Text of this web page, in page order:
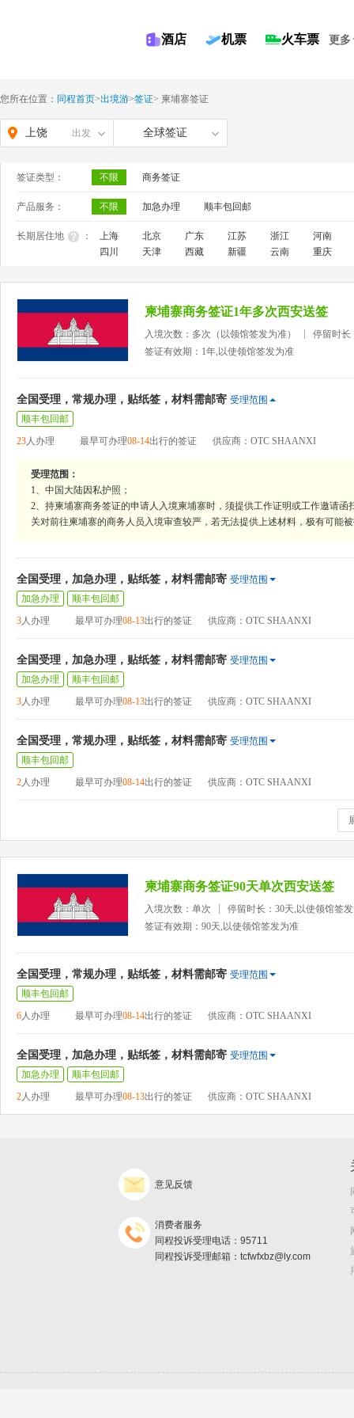
酒店 机票 火车票 更多
您所在位置： 同程首页>出境游>签证> 柬埔寨签证
上饶 出发 全球签证
签证类型： 不限 商务签证
产品服务： 不限 加急办理 顺丰包回邮
长期居住地 ： 上海 北京 广东 江苏 浙江
河南
四川
天津 西藏 新疆 云南 重庆
柬埔寨商务签证1年多次西安送签
入境次数：多次（以领馆签发为准）
停留时长
签证有效期：1年,以使领馆签发为准
全国受理，常规办理，贴纸签，材料需邮寄 受理范围
顺丰包回邮
23人办理 最早可办理08-14出行的签证 供应商：OTC SHAANXI
受理范围：
1、中国大陆因私护照；
2、持柬埔寨商务签证的申请人入境柬埔寨时，须提供工作证明或工作邀请
关对前往柬埔寨的商务人员入境审查较严，若无法提供上述材料，极有可能
全国受理，加急办理，贴纸签，材料需邮寄 受理范围
加急办理
顺丰包回邮
3人办理 最早可办理08-13出行的签证 供应商：OTC SHAANXI
全国受理，加急办理，贴纸签，材料需邮寄 受理范围
加急办理
顺丰包回邮
3人办理 最早可办理08-13出行的签证 供应商：OTC SHAANXI
全国受理，常规办理，贴纸签，材料需邮寄 受理范围
顺丰包回邮
2人办理 最早可办理08-14出行的签证 供应商：OTC SHAANXI
柬埔寨商务签证90天单次西安送签
入境次数：单次
停留时长：30天,以使领馆签
签证有效期：90天,以使领馆签发为准
全国受理，常规办理，贴纸签，材料需邮寄 受理范围
顺丰包回邮
6人办理 最早可办理08-14出行的签证 供应商：OTC SHAANXI
全国受理，加急办理，贴纸签，材料需邮寄 受理范围
加急办理
顺丰包回邮
2人办理 最早可办理08-13出行的签证 供应商：OTC SHAANXI
意见反馈
消费者服务
同程投诉受理电话：95711
同程投诉受理邮箱：tcfwfxbz@ly.com